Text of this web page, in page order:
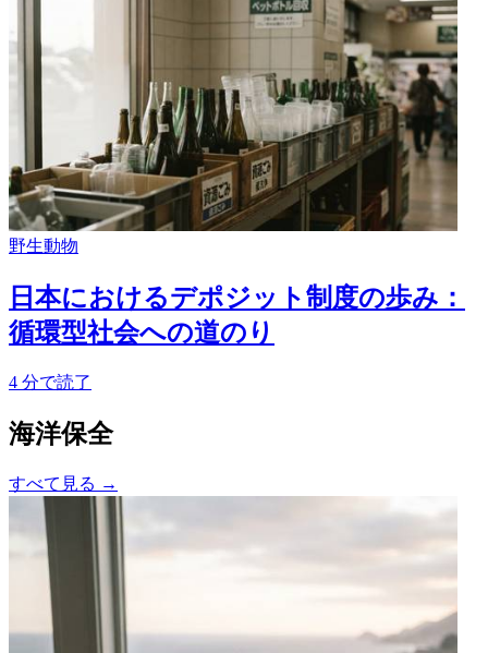
野生動物
日本におけるデポジット制度の歩み：
循環型社会への道のり
4 分で読了
海洋保全
すべて見る →